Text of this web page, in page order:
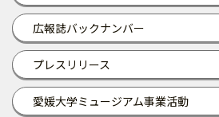
広報誌バックナンバー
プレスリリース
愛媛大学ミュージアム事業活動